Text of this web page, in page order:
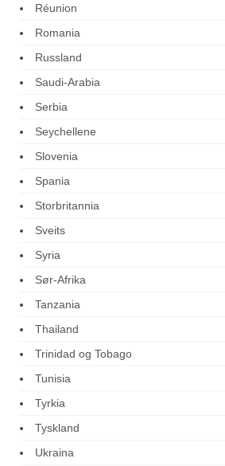
Réunion
Romania
Russland
Saudi-Arabia
Serbia
Seychellene
Slovenia
Spania
Storbritannia
Sveits
Syria
Sør-Afrika
Tanzania
Thailand
Trinidad og Tobago
Tunisia
Tyrkia
Tyskland
Ukraina